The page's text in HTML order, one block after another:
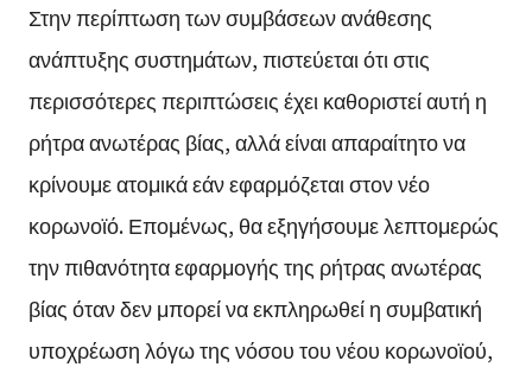
Στην περίπτωση των συμβάσεων ανάθεσης
ανάπτυξης συστημάτων, πιστεύεται ότι στις
περισσότερες περιπτώσεις έχει καθοριστεί αυτή η
ρήτρα ανωτέρας βίας, αλλά είναι απαραίτητο να
κρίνουμε ατομικά εάν εφαρμόζεται στον νέο
κορωνοϊό. Επομένως, θα εξηγήσουμε λεπτομερώς
την πιθανότητα εφαρμογής της ρήτρας ανωτέρας
βίας όταν δεν μπορεί να εκπληρωθεί η συμβατική
υποχρέωση λόγω της νόσου του νέου κορωνοϊού,